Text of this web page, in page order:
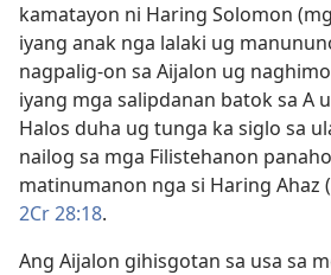
kamatayon ni Haring Solomon
iyang anak nga lalaki ug
nagpalig-on sa Aijalon ug
iyang mga salipdanan batok sa A
Halos duha ug tunga ka siglo sa
nailog sa mga Filistehanon
matinumanon nga si Haring Ahaz
2Cr 28:18.
Ang Aijalon gihisgotan sa usa sa